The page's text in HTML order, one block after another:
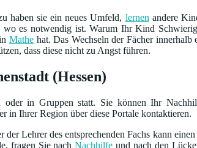
haben sie ein neues Umfeld, lernen andere
es notwendig ist. Warum Ihr Kind
Mathehat. Das Wechseln der Fächer innerhalb
dass diese nicht zu Angst führen.
(Hessen)
oder in Gruppen statt. Sie können Ihr
in Ihrer Region über diese Portale kontaktieren.
Lehrer des entsprechenden Fachs kann einen
fragen Sie nachNachhilfe und nach den